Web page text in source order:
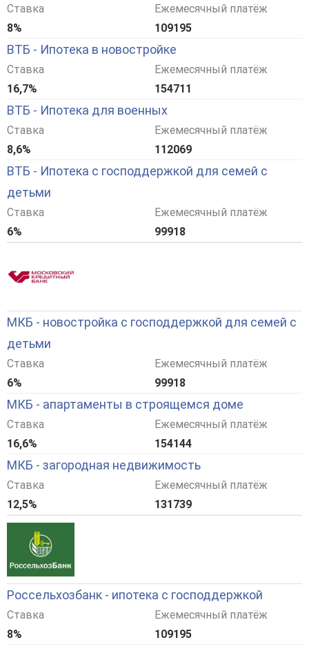
Ставка
8%
Ежемесячный платёж
109195
ВТБ - Ипотека в новостройке
Ставка
16,7%
Ежемесячный платёж
154711
ВТБ - Ипотека для военных
Ставка
8,6%
Ежемесячный платёж
112069
ВТБ - Ипотека с господдержкой для семей с
детьми
Ставка
6%
Ежемесячный платёж
99918
МКБ - новостройка с господдержкой для семей с
детьми
Ставка
6%
Ежемесячный платёж
99918
МКБ - апартаменты в строящемся доме
Ставка
16,6%
Ежемесячный платёж
154144
МКБ - загородная недвижимость
Ставка
12,5%
Ежемесячный платёж
131739
Россельхозбанк - ипотека с господдержкой
Ставка
8%
Ежемесячный платёж
109195